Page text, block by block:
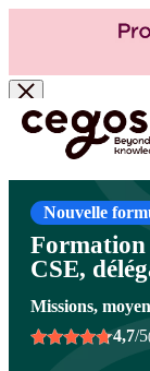
Skip to main content
Vous êtes ici : Accueil >
travail et relations sociales
animation des instances
Nouvelle
Formation
CSE,
Missions,
4,7/5